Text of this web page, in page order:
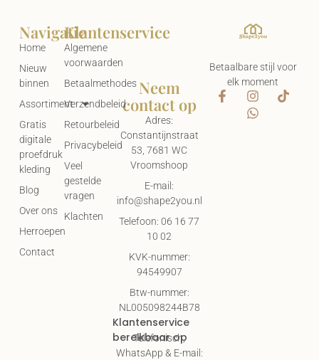
Betaalbare stijl voor
elk moment
Klantenservice
Algemene
voorwaarden
Betaalmethodes
Verzendbeleid
Retourbeleid
Privacybeleid
Veel
gestelde
vragen
Klachten
Navigatie
Home
Nieuw
binnen
Assortiment
Gratis
digitale
proefdruk
kleding
Blog
Over ons
Herroepen
Contact
Neem
contact op
Adres:
Constantijnstraat
53, 7681 WC
Vroomshoop
E-mail:
info@shape2you.nl
Telefoon: 06 16 77
10 02
KVK-nummer:
94549907
Btw-nummer:
NL005098244B78
Klantenservice
bereikbaar op
Telefonisch,
WhatsApp & E-mail: